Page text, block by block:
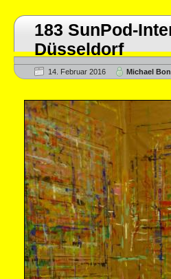
183 SunPod-
Düsseldorf
14. Februar 2016 Michael